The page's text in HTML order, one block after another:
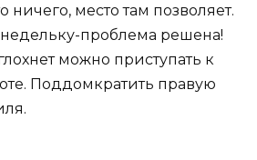
ничего, место там позволяет.
проблема решена!
можно приступать к
Поддомкратить правую